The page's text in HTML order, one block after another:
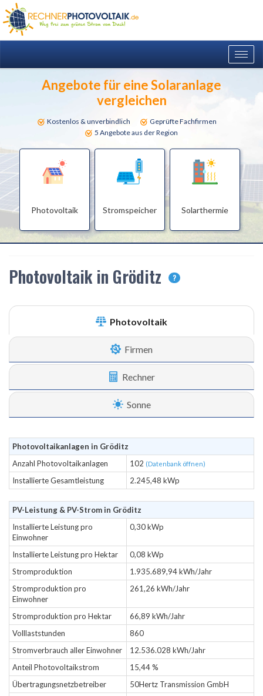
Angebote für eine Solaranlage
vergleichen
Kostenlos & unverbindlich
Geprüfte Fachfirmen
5 Angebote aus der Region
Photovoltaik Stromspeicher Solarthermie
Photovoltaik in Gröditz ?
Photovoltaik
Firmen
Rechner
Sonne
Photovoltaikanlagen in Gröditz
Anzahl Photovoltaikanlagen
102 (Datenbank öffnen)
Installierte Gesamtleistung 2.245,48 kWp
PV-Leistung & PV-Strom in Gröditz
Installierte Leistung pro
Einwohner
0,30 kWp
Installierte Leistung pro Hektar
0,08 kWp
Stromproduktion
1.935.689,94 kWh/Jahr
Stromproduktion pro
Einwohner
261,26 kWh/Jahr
Stromproduktion pro Hektar
66,89 kWh/Jahr
Volllaststunden
860
Stromverbrauch aller Einwohner
12.536.028 kWh/Jahr
Anteil Photovoltaikstrom
15,44 %
Übertragungsnetzbetreiber
50Hertz Transmission GmbH